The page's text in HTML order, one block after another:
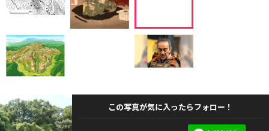
この写真が気に入ったらフォロー！